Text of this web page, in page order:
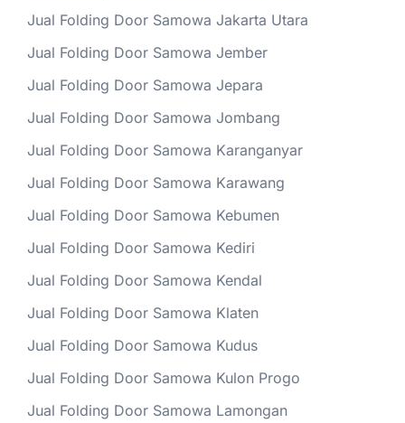
Jual Folding Door Samowa Jakarta Utara
Jual Folding Door Samowa Jember
Jual Folding Door Samowa Jepara
Jual Folding Door Samowa Jombang
Jual Folding Door Samowa Karanganyar
Jual Folding Door Samowa Karawang
Jual Folding Door Samowa Kebumen
Jual Folding Door Samowa Kediri
Jual Folding Door Samowa Kendal
Jual Folding Door Samowa Klaten
Jual Folding Door Samowa Kudus
Jual Folding Door Samowa Kulon Progo
Jual Folding Door Samowa Lamongan